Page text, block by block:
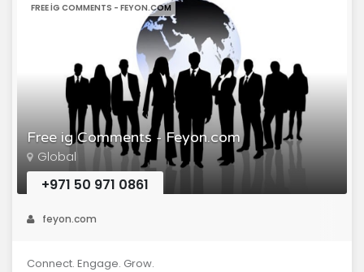
Free ig Comments - Feyon.com
FREE IG COMMENTS - FEYON.COM
Global
+971 50 971 0861
feyon.com
Connect. Engage. Grow.